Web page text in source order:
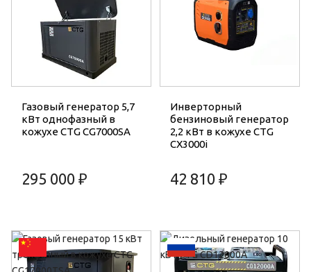
Газовый генератор 5,7
кВт однофазный в
кожухе CTG CG7000SA
295 000 ₽
Инверторный
бензиновый генератор
2,2 кВт в кожухе CTG
CX3000i
42 810 ₽